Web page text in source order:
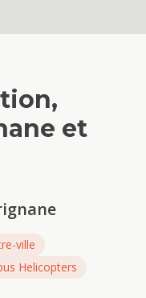
et
ville
Helicopters